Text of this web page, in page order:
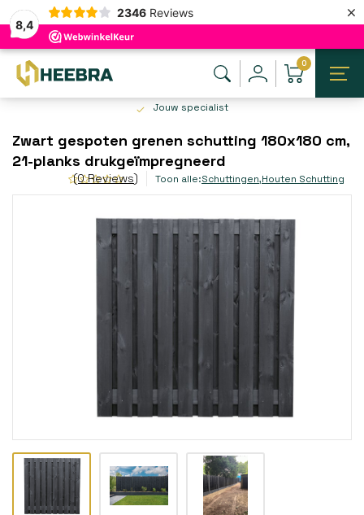
8,4
2346 Reviews ×
0
Jouw specialist
Zwart gespoten grenen schutting 180x180 cm,
21-planks drukgeïmpregneerd
(0 Reviews) Toon alle:Schuttingen,Houten Schutting